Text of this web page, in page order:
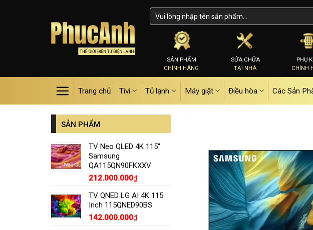
SẢN PHẨM
CHÍNH HÃNG
SỬA CHỮA
TẠI NHÀ
PHỤ
CHÍNH
Trang chủ Tivi Tủ lạnh Máy giặt Điều hòa Các Sản
SẢN PHẨM
TV Neo QLED 4K 115''
Samsung
QA115QN90FKXXV
212.000.000₫
TV QNED LG AI 4K 115
Inch 115QNED90BS
142.000.000₫